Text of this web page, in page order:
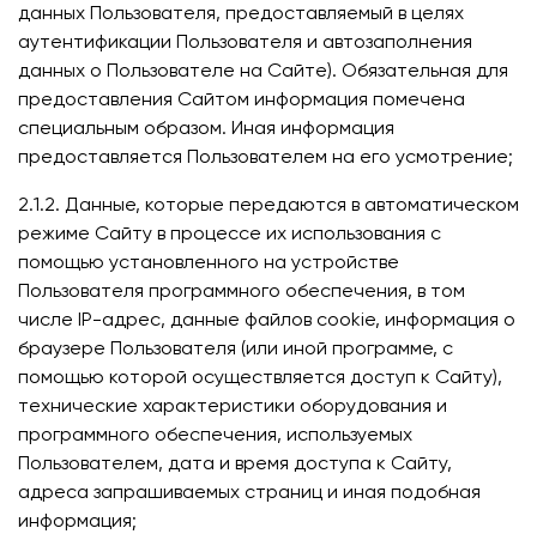
данных Пользователя, предоставляемый в целях
аутентификации Пользователя и автозаполнения
данных о Пользователе на Сайте). Обязательная для
предоставления Сайтом информация помечена
специальным образом. Иная информация
предоставляется Пользователем на его усмотрение;
2.1.2. Данные, которые передаются в автоматическом
режиме Сайту в процессе их использования с
помощью установленного на устройстве
Пользователя программного обеспечения, в том
числе IP-адрес, данные файлов cookie, информация о
браузере Пользователя (или иной программе, с
помощью которой осуществляется доступ к Сайту),
технические характеристики оборудования и
программного обеспечения, используемых
Пользователем, дата и время доступа к Сайту,
адреса запрашиваемых страниц и иная подобная
информация;